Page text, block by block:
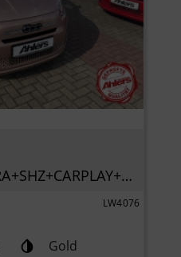
Icon Hybrid+KAMERA+SHZ+CARPLAY+KLIMAAUTOMATIK+TEMPOMAT+
LW4076
Gold